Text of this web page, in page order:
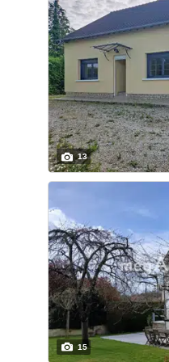
13
15